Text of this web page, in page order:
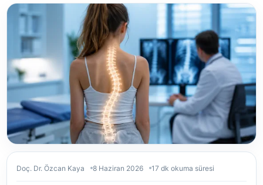
Doç. Dr. Özcan Kaya 8 Haziran 2026 17 dk okuma süresi